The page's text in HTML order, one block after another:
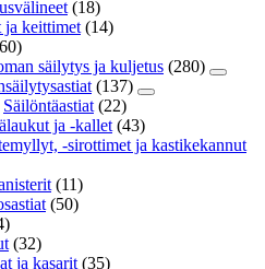
(18)
ja keittimet (14)
säilytys ja kuljetus (280)
(137)
Säilöntäastiat (22)
ja -kallet (43)
-sirottimet ja kastikekannut
(11)
(50)
(32)
ja kasarit (35)